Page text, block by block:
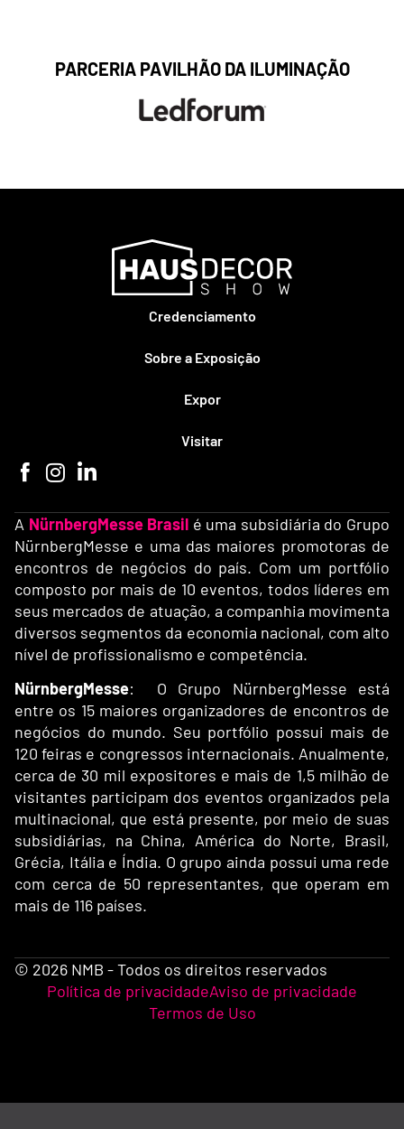
PARCERIA PAVILHÃO DA ILUMINAÇÃO
Credenciamento
Sobre a Exposição
Expor
Visitar
A NürnbergMesse Brasil é uma subsidiária do Grupo
NürnbergMesse e uma das maiores promotoras de
encontros de negócios do país. Com um portfólio
composto por mais de 10 eventos, todos líderes em
seus mercados de atuação, a companhia movimenta
diversos segmentos da economia nacional, com alto
nível de profissionalismo e competência.
NürnbergMesse: O Grupo NürnbergMesse está
entre os 15 maiores organizadores de encontros de
negócios do mundo. Seu portfólio possui mais de
120 feiras e congressos internacionais. Anualmente,
cerca de 30 mil expositores e mais de 1,5 milhão de
visitantes participam dos eventos organizados pela
multinacional, que está presente, por meio de suas
subsidiárias, na China, América do Norte, Brasil,
Grécia, Itália e Índia. O grupo ainda possui uma rede
com cerca de 50 representantes, que operam em
mais de 116 países.
© 2026 NMB - Todos os direitos reservados
Política de privacidadeAviso de privacidade
Termos de Uso